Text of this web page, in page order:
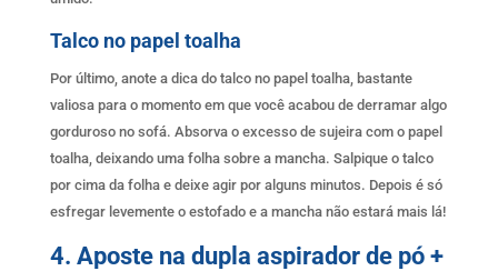
Talco no papel toalha
Por último, anote a dica do talco no papel toalha, bastante
valiosa para o momento em que você acabou de derramar algo
gorduroso no sofá. Absorva o excesso de sujeira com o papel
toalha, deixando uma folha sobre a mancha. Salpique o talco
por cima da folha e deixe agir por alguns minutos. Depois é só
esfregar levemente o estofado e a mancha não estará mais lá!
4. Aposte na dupla aspirador de pó +